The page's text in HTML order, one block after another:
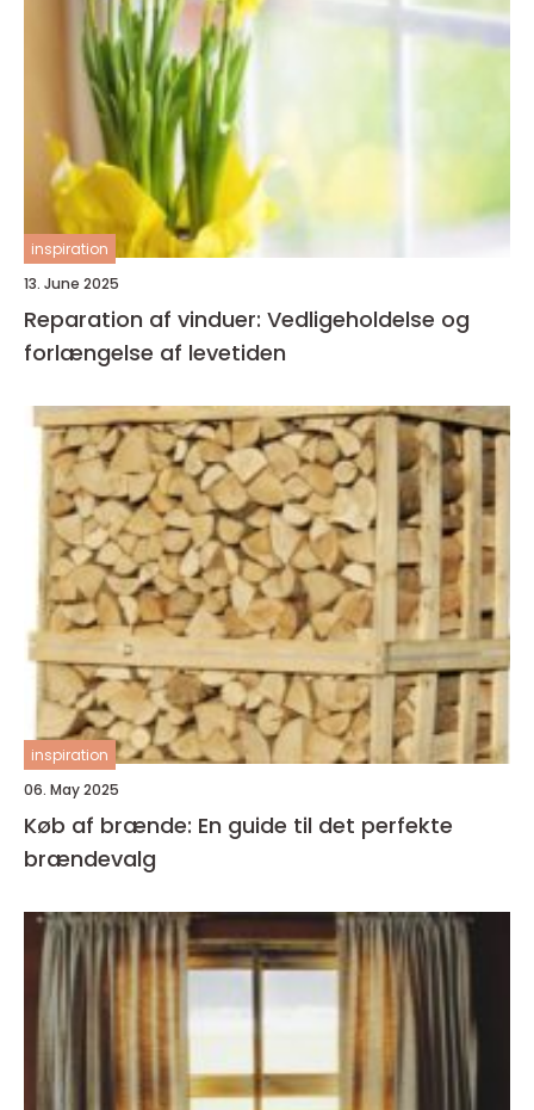
inspiration
13. June 2025
Reparation af vinduer: Vedligeholdelse og
forlængelse af levetiden
inspiration
06. May 2025
Køb af brænde: En guide til det perfekte
brændevalg